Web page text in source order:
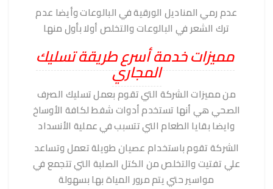
عدم رمي المناديل الورقية في البالوعات وأيضا عدم
ترك الشعر في البالوعات والتخلص أولا بأول منها
مميزات خدمة أسرع طريقة تسليك
المجاري
من مميزات الشركة التي تقوم بعمل تسليك الصرف
الصحي هي أنها تستخدم أدوات شفط لكافة الأوساخ
وايضا بقايا الطعام التي تتسبب في عملية الأنسداد
الشركة تقوم باستخدام عصيان طويلة تعمل وتساعد
علي تفتيت والتخلص من الكتل الصلبة التي تتجمع في
مواسير حتي يتم مرور المياة بها بسهولة